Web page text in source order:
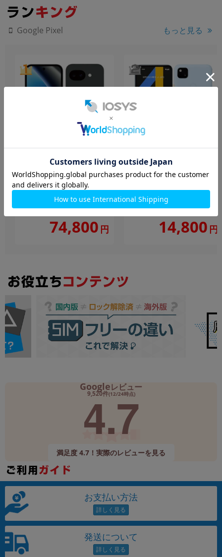
Google Pixel もっと見る
Google Pixel10a GV0BP
128GB Obsidian【docomo
版SIMフリー】
128GB 未使用品
74,800 円
Google Pixel4a LTE G025M
128GB Barely Blue【国内版
SIMフリー】
128GB 中古Aランク
14,800 円
Googleレビュー
9,520件(12/24時点)
4.7
満足度 4.7！実際のレビューを見る
お支払い方法
発送について